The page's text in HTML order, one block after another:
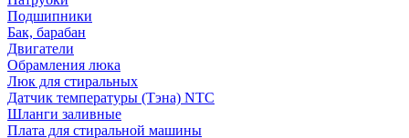
Подшипники
Бак, барабан
Двигатели
Обрамления люка
Люк для стиральных
Датчик температуры (Тэна) NTC
Шланги заливные
Плата для стиральной машины